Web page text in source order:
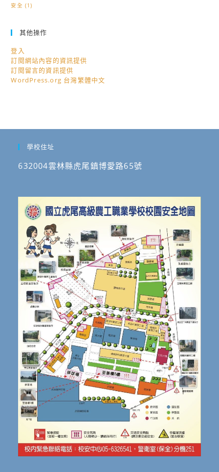
安全 (1)
其他操作
登入
訂閱網站內容的資訊提供
訂閱留言的資訊提供
WordPress.org 台灣繁體中文
學校住址
632004雲林縣虎尾鎮博愛路65號